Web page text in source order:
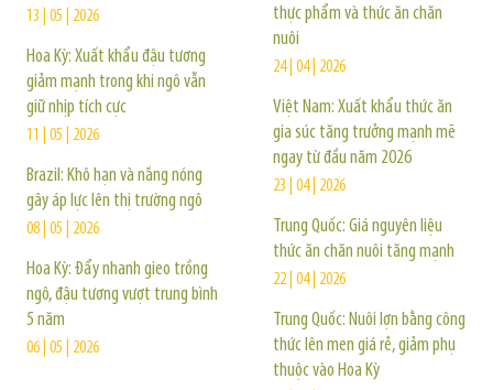
13 | 05 | 2026
Hoa Kỳ: Xuất khẩu đậu tương
giảm mạnh trong khi ngô vẫn
giữ nhịp tích cực
11 | 05 | 2026
Brazil: Khô hạn và nắng nóng
gây áp lực lên thị trường ngô
08 | 05 | 2026
Hoa Kỳ: Đẩy nhanh gieo trồng
ngô, đậu tương vượt trung bình
5 năm
06 | 05 | 2026
thực phẩm và thức ăn chăn
nuôi
24 | 04 | 2026
Việt Nam: Xuất khẩu thức ăn
gia súc tăng trưởng mạnh mẽ
ngay từ đầu năm 2026
23 | 04 | 2026
Trung Quốc: Giá nguyên liệu
thức ăn chăn nuôi tăng mạnh
22 | 04 | 2026
Trung Quốc: Nuôi lợn bằng công
thức lên men giá rẻ, giảm phụ
thuộc vào Hoa Kỳ